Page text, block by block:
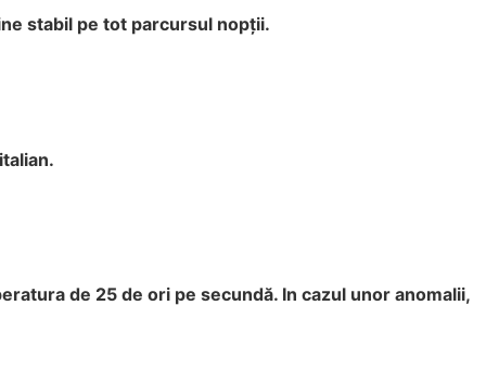
stabil pe tot parcursul nopții.
de 25 de ori pe secundă. In cazul unor anomalii,